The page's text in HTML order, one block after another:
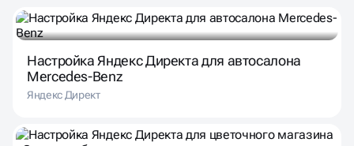
Настройка Яндекс Директа для автосалона
Mercedes-Benz
Яндекс Директ